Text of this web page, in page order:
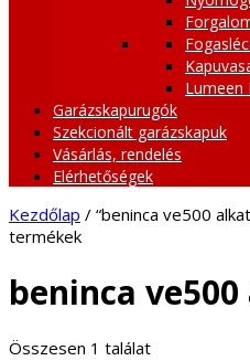
Lumeen
Garázskapurugók
Szekcionált garázskapuk
Vásárlás, rendelés
Elérhetőségek
Kezdőlap / “beninca ve500
termékek
beninca
Összesen 1 találat